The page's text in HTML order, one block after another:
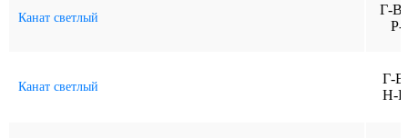
Канат светлый
Г-
Р-
Канат светлый
Г-
Н-